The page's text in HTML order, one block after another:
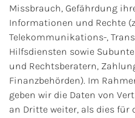
Missbrauch, Gefährdung
Informationen und Rechte
Telekommunikations-,
Hilfsdiensten sowie
und Rechtsberatern,
Finanzbehörden). Im
geben wir die Daten von
an Dritte weiter, als dies für